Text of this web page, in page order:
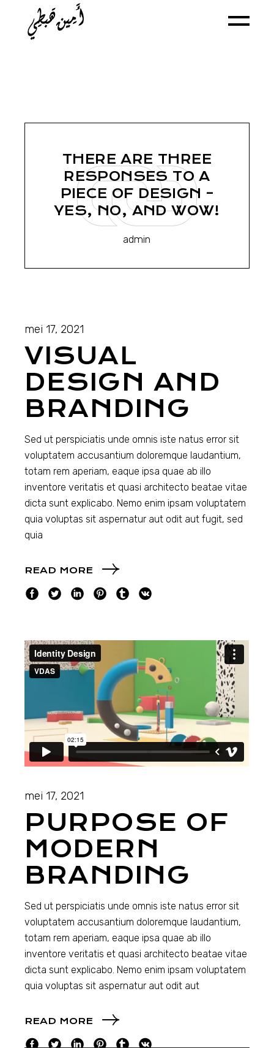
content
THERE ARE THREE
RESPONSES TO A
PIECE OF DESIGN –
YES, NO, AND WOW!
admin
mei 17, 2021
VISUAL
DESIGN AND
BRANDING
Sed ut perspiciatis unde omnis iste natus error sit
voluptatem accusantium doloremque laudantium,
totam rem aperiam, eaque ipsa quae ab illo
inventore veritatis et quasi architecto beatae vitae
dicta sunt explicabo. Nemo enim ipsam voluptatem
quia voluptas sit aspernatur aut odit aut fugit, sed
quia
READ MORE
mei 17, 2021
PURPOSE OF
MODERN
BRANDING
Sed ut perspiciatis unde omnis iste natus error sit
voluptatem accusantium doloremque laudantium,
totam rem aperiam, eaque ipsa quae ab illo
inventore veritatis et quasi architecto beatae vitae
dicta sunt explicabo. Nemo enim ipsam voluptatem
quia voluptas sit aspernatur aut odit aut
READ MORE